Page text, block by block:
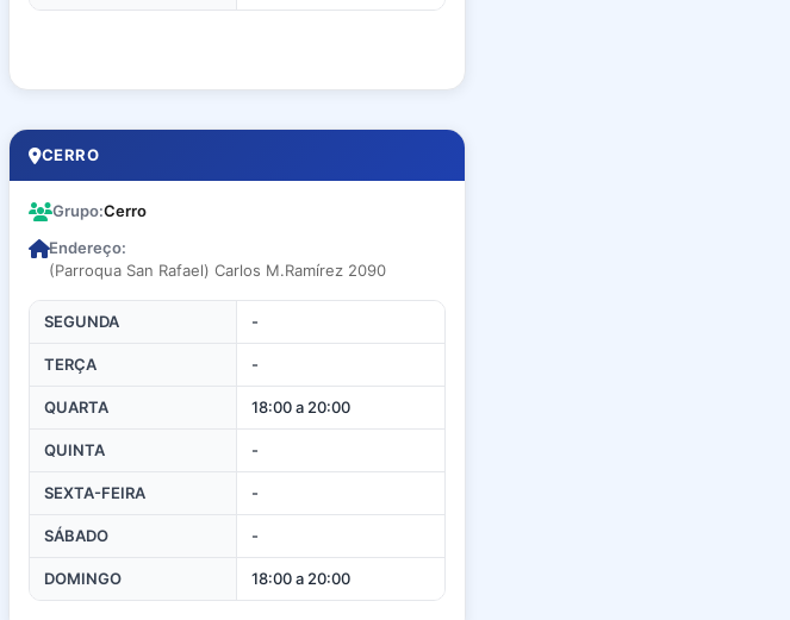
CERRO
Grupo:Cerro
Endereço:
(Parroqua San Rafael) Carlos M.Ramírez 2090
SEGUNDA -
TERÇA -
QUARTA 18:00 a 20:00
QUINTA -
SEXTA-FEIRA -
SÁBADO -
DOMINGO 18:00 a 20:00